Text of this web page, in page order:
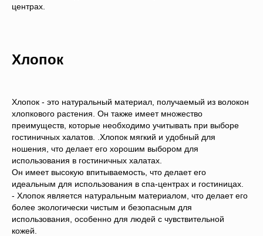
центрах.
Хлопок
Хлопок - это натуральный материал, получаемый из волокон
хлопкового растения. Он также имеет множество
преимуществ, которые необходимо учитывать при выборе
гостиничных халатов. .Хлопок мягкий и удобный для
ношения, что делает его хорошим выбором для
использования в гостиничных халатах.
Он имеет высокую впитываемость, что делает его
идеальным для использования в спа-центрах и гостиницах.
- Хлопок является натуральным материалом, что делает его
более экологически чистым и безопасным для
использования, особенно для людей с чувствительной
кожей.